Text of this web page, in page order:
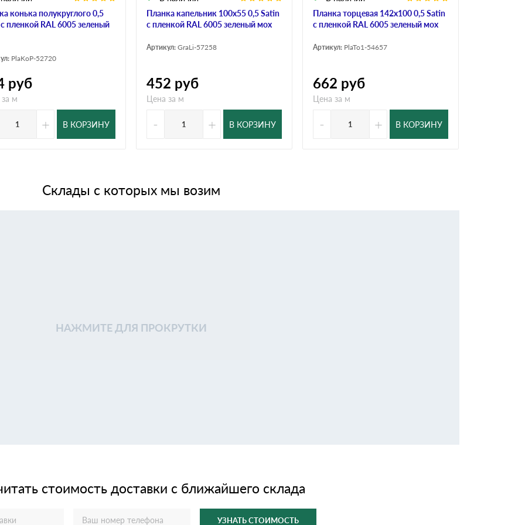
конька полукруглого 0,5
пленкой RAL 6005 зеленый
PlaKoP-52720
руб
м
+ В КОРЗИНУ
Планка капельник 100х55 0,5 Satin
с пленкой RAL 6005 зеленый мох
Артикул: GraLi-57258
452 руб
Цена за м
- + В КОРЗИНУ
Планка торцевая 142х100 0,5 Satin
с пленкой RAL 6005 зеленый мох
Артикул: PlaTo1-54657
662 руб
Цена за м
- + В КОРЗИНУ
Склады с которых мы возим
НАЖМИТЕ ДЛЯ ПРОКРУТКИ
стоимость доставки с ближайшего склада
УЗНАТЬ СТОИМОСТЬ